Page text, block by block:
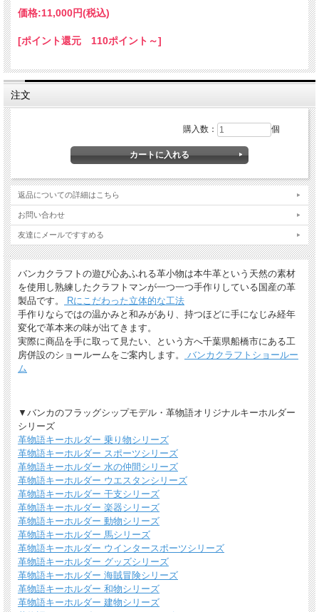
ネ小物スタンドもございます。
名入れについて
・漢字不可、ひらがな・カタカナ・英数字で6文字まで
・メガネ小物スタンドのみ15文字まで
・ご注文後の名入れの追加・変更、また返品は不可
＊ 詳しくはこちらから
手描きで革を焦がしながら名入れをするため文字は均一なものにならず、焦げた部
分は少し凹凸ができます。あなただけの革小物に。
全商品無料で簡易ラッピングの上お送りしております。
大切な贈り物の場合は革のチャームやリボンが付いた有料のラッピングも承ってお
ります。
※ 写真は一例です。ラッピング材等は予告なく変更となる場合があります。
＊詳しくはこちらから
*有料ラッピング（M)
キーホルダーなど小さい品物はギフト袋にお入れして本革製のチャームをお付けし
ます。
価格:11,000円(税込)
[ポイント還元 110ポイント～]
注文
購入数： 個
返品についての詳細はこちら
お問い合わせ
友達にメールですすめる
バンカクラフトの遊び心あふれる革小物は本牛革という天然の素材
を使用し熟練したクラフトマンが一つ一つ手作りしている国産の革
製品です。
Rにこだわった立体的な工法
手作りならではの温かみと和みがあり、持つほどに手になじみ経年
変化で革本来の味が出てきます。
実際に商品を手に取って見たい、という方へ千葉県船橋市にある工
房併設のショールームをご案内します。
バンカクラフトショールー
ム
▼バンカのフラッグシップモデル・革物語オリジナルキーホルダー
シリーズ
革物語キーホルダー 乗り物シリーズ
革物語キーホルダー スポーツシリーズ
革物語キーホルダー 水の仲間シリーズ
革物語キーホルダー ウエスタンシリーズ
革物語キーホルダー 干支シリーズ
革物語キーホルダー 楽器シリーズ
革物語キーホルダー 動物シリーズ
革物語キーホルダー 馬シリーズ
革物語キーホルダー ウインタースポーツシリーズ
革物語キーホルダー グッズシリーズ
革物語キーホルダー 海賊冒険シリーズ
革物語キーホルダー 和物シリーズ
革物語キーホルダー 建物シリーズ